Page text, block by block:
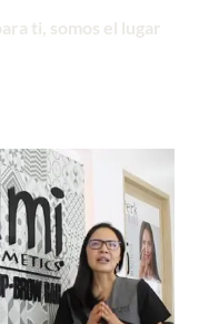
ti, somos el lugar